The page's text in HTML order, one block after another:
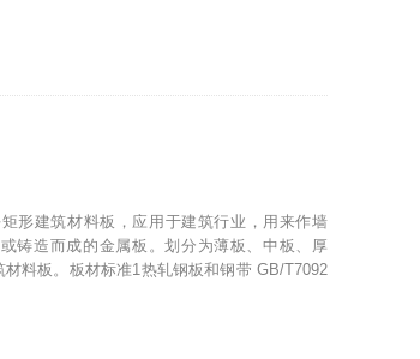
形建筑材料板，应用于建筑行业，用来作墙
铸造而成的金属板。划分为薄板、中板、厚
料板。板材标准1热轧钢板和钢带 GB/T7092